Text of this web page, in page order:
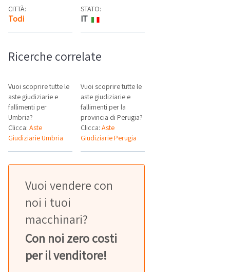
CITTÀ:
Todi Mappa
STATO:
IT
Ricerche correlate
Vuoi scoprire tutte le
aste giudiziarie e
fallimenti per
Umbria?
Clicca: Aste
Giudiziarie Umbria
Vuoi scoprire tutte le
aste giudiziarie e
fallimenti per la
provincia di Perugia?
Clicca:Aste
Giudiziarie Perugia
Vuoi vendere con
noi i tuoi
macchinari?
Con noi zero costi
per il venditore!